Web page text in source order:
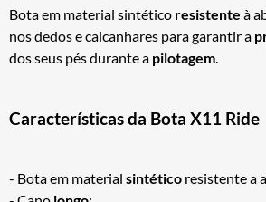
Bota em material sintético resistente à
nos dedos e calcanhares para garantir a
dos seus pés durante a pilotagem.
Características da Bota X11 Ride
- Bota em material sintético resistente a